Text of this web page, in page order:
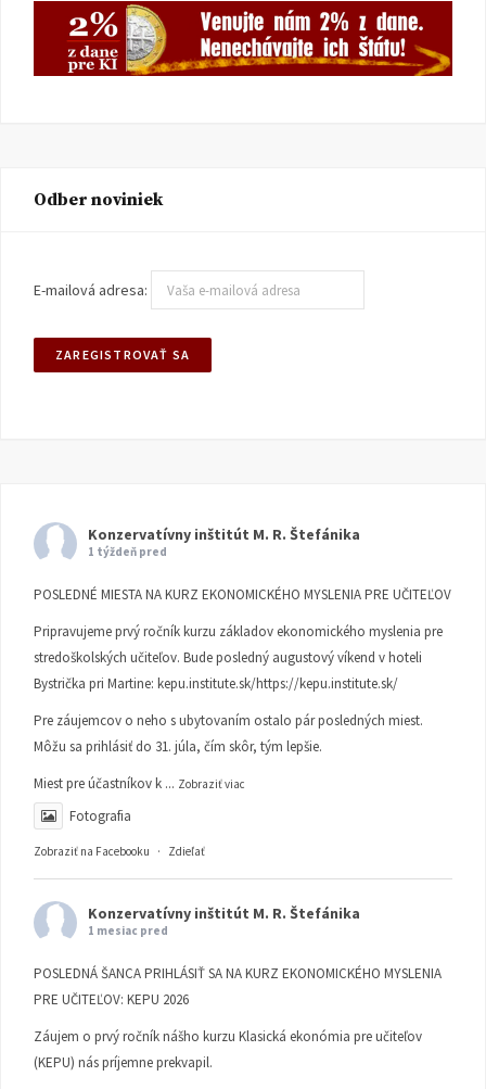
Odber noviniek
E-mailová adresa:
Konzervatívny inštitút M. R. Štefánika
1 týždeň pred
POSLEDNÉ MIESTA NA KURZ EKONOMICKÉHO MYSLENIA PRE UČITEĽOV
Pripravujeme prvý ročník kurzu základov ekonomického myslenia pre
stredoškolských učiteľov. Bude posledný augustový víkend v hoteli
Bystrička pri Martine: kepu.institute.sk/https://kepu.institute.sk/
Pre záujemcov o neho s ubytovaním ostalo pár posledných miest.
Môžu sa prihlásiť do 31. júla, čím skôr, tým lepšie.
Miest pre účastníkov k ... Zobraziť viac
Fotografia
Zobraziť na Facebooku · Zdieľať
Konzervatívny inštitút M. R. Štefánika
1 mesiac pred
POSLEDNÁ ŠANCA PRIHLÁSIŤ SA NA KURZ EKONOMICKÉHO MYSLENIA
PRE UČITEĽOV: KEPU 2026
Záujem o prvý ročník nášho kurzu Klasická ekonómia pre učiteľov
(KEPU) nás príjemne prekvapil.